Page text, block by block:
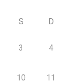
S D
3 4
10 11